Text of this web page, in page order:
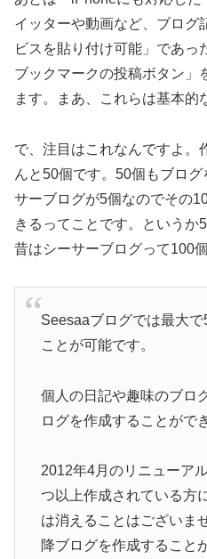
イッターや動画など、ブログ
ビスを貼り付け可能」であ
ブックマークの投稿ボタン」
ます。まあ、これらは基本的
で、注目はこれなんですよ。
んと50個です。50個もブロ
サーブログが5個なのでその
きるってことです。というか
昔はシーサーブログって100
Seesaaブログでは最大
ことが可能です。
個人の日記や趣味のブロ
ログを作成することがで
2012年4月のリニューア
つ以上作成されている方
は消えることはございま
降ブログを作成すること